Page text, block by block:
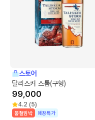
스토어
탈리스커 스톰(구형)
99,000
4.2 (5)
품절임박 매장특가